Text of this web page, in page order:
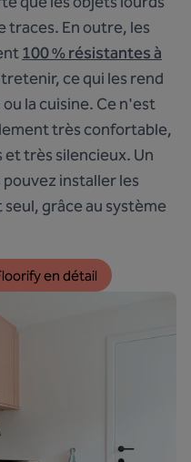
traces. En outre, les
100 % résistantes à
ce qui les rend
la cuisine. Ce n'est
très confortable,
et très silencieux. Un
installer les
grâce au système
en détail